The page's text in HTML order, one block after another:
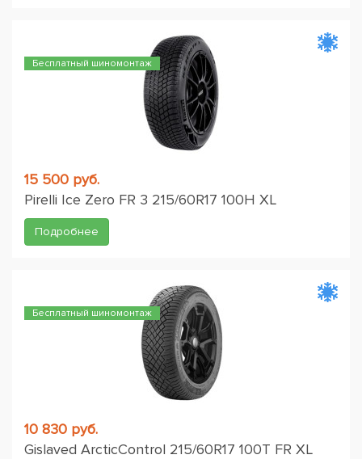
Бесплатный шиномонтаж
15 500 руб.
Pirelli Ice Zero FR 3 215/60R17 100H XL
Подробнее
Бесплатный шиномонтаж
10 830 руб.
Gislaved ArcticControl 215/60R17 100T FR XL